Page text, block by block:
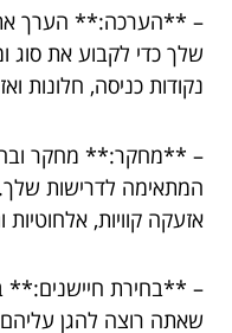
– **הערכה:** הערך את
שלך כדי לקבוע את סוג
נקודות כניסה, חלונות
– **מחקר:** מחקר
המתאימה לדרישות
אזעקה קוויות,
– **בחירת חיישנים:**
שאתה רוצה להגן עליהם.